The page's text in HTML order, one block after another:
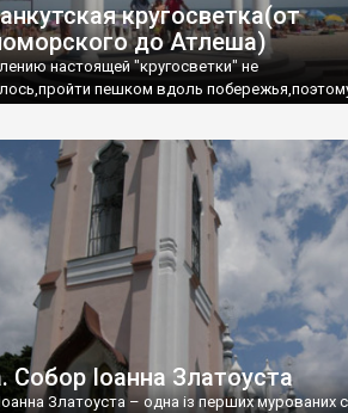
кругосветка(от
до Атлеша)
настоящей "кругосветки" не
пешком вдоль
Собор Іоанна Златоуста
Златоуста – одна із перших мурованих